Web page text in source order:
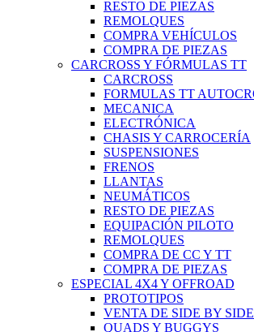
RESTO DE PIEZAS
REMOLQUES
COMPRA VEHÍCULOS
COMPRA DE PIEZAS
CARCROSS Y FÓRMULAS TT
CARCROSS
FORMULAS TT
MECANICA
ELECTRÓNICA
CHASIS Y CARROCERÍA
SUSPENSIONES
FRENOS
LLANTAS
NEUMÁTICOS
RESTO DE PIEZAS
EQUIPACIÓN PILOTO
REMOLQUES
COMPRA DE CC Y TT
COMPRA DE PIEZAS
ESPECIAL 4X4 Y OFFROAD
PROTOTIPOS
VENTA DE SIDE BY SIDE
QUADS Y BUGGYS